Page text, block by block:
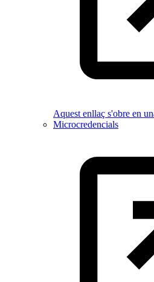
Aquest enllaç s'obre en
Microcredencials